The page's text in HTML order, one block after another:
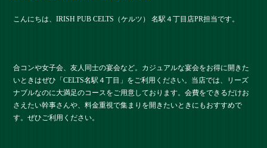
こんにちは、IRISH PUB CELTS（ケルツ） 名駅４丁目店PR担当です。
合コンや女子会、友人同士の宴会など。カジュアルな宴会をお得に開きた
いときはぜひ「CELTS名駅４丁目」をご利用ください。当店では、リーズ
ナブルなのに大満足のコースをご用意しております。会費をできるだけお
さえたい幹事さんや、料金重視で集まりを開きたいときにもおすすめで
す。ぜひご利用ください。